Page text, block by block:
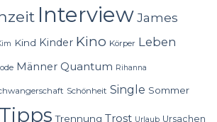
InterviewJames
Kind Kinder Kino Körper Leben
Männer Quantum Rihanna
Schönheit Single Sommer
Tipps Trennung Trost Urlaub Ursachen